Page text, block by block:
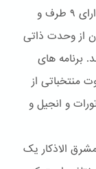
اصولي کلی در آنها مراعات شده است- همه دارای ۹ طرف و
از وحدت ذاتی
برنامه های
منتخباتی از
و انجیل و
الاذکار یک